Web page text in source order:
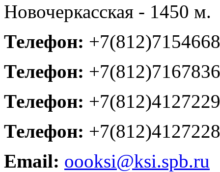
Новочеркасская - 1450 м.
Телефон: +7(812)7154668
Телефон: +7(812)7167836
Телефон: +7(812)4127229
Телефон: +7(812)4127228
Email: oooksi@ksi.spb.ru